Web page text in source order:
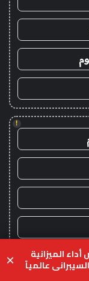
!
الميزانية
عالمياً ×